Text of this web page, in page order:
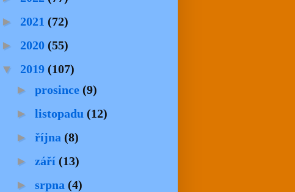
► 2021 (72)
► 2020 (55)
▼ 2019 (107)
► prosince (9)
► listopadu (12)
► října (8)
► září (13)
► srpna (4)